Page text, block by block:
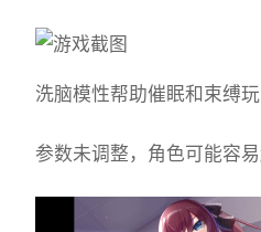
洗脑模性帮助催眠和束缚
参数未调整，角色可能容